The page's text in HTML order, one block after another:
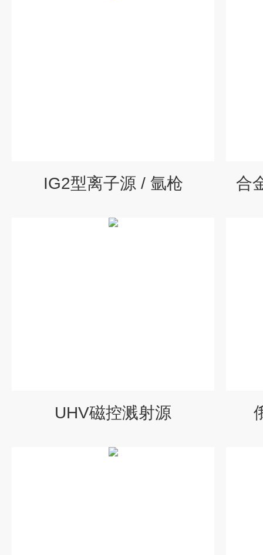
IG2型离子源 / 氩枪 合
UHV磁控溅射源